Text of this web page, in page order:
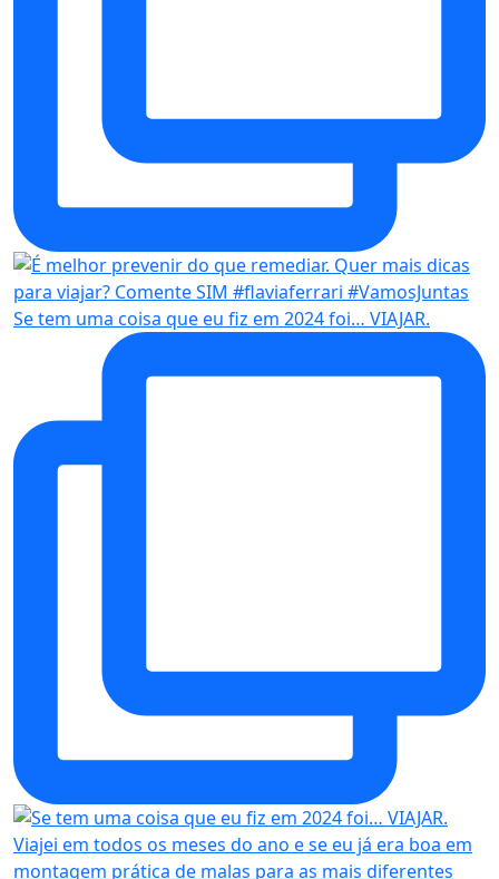
Se tem uma coisa que eu fiz em 2024 foi… VIAJAR.